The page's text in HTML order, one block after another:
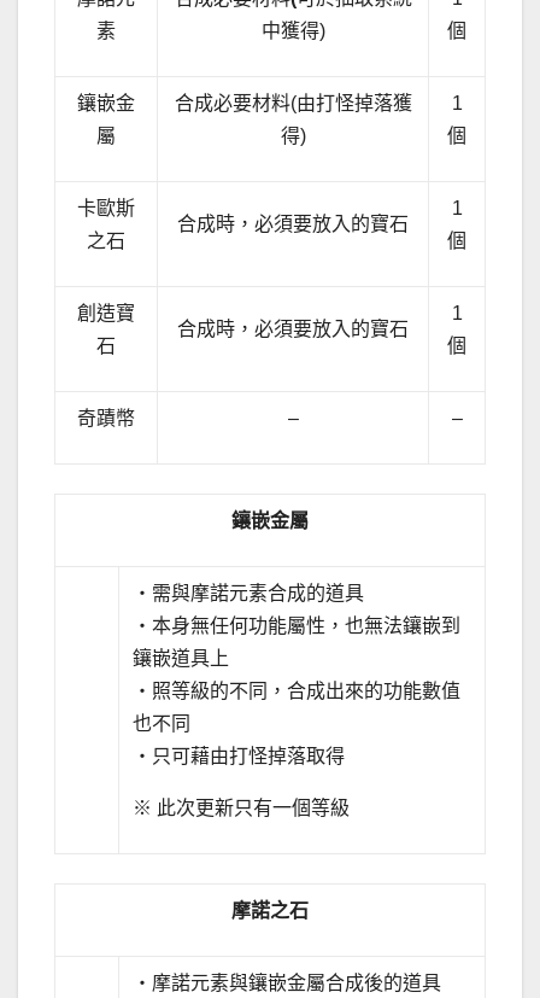
素
中獲得)
個
鑲嵌金
屬
合成必要材料(由打怪掉落獲
得)
1
個
卡歐斯
之石
合成時，必須要放入的寶石
1
個
創造寶
石
合成時，必須要放入的寶石
1
個
奇蹟幣 – –
鑲嵌金屬
‧需與摩諾元素合成的道具
‧本身無任何功能屬性，也無法鑲嵌到
鑲嵌道具上
‧照等級的不同，合成出來的功能數值
也不同
‧只可藉由打怪掉落取得
※ 此次更新只有一個等級
摩諾之石
‧摩諾元素與鑲嵌金屬合成後的道具